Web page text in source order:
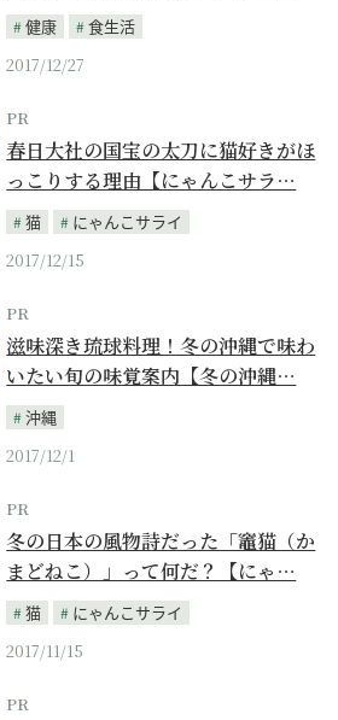
健康
食生活
2017/12/27
PR
春日大社の国宝の太刀に猫好きがほ
っこりする理由【にゃんこサラ…
猫
にゃんこサライ
2017/12/15
PR
滋味深き琉球料理！冬の沖縄で味わ
いたい旬の味覚案内【冬の沖縄…
沖縄
2017/12/1
PR
冬の日本の風物詩だった「竈猫（か
まどねこ）」って何だ？【にゃ…
猫
にゃんこサライ
2017/11/15
PR